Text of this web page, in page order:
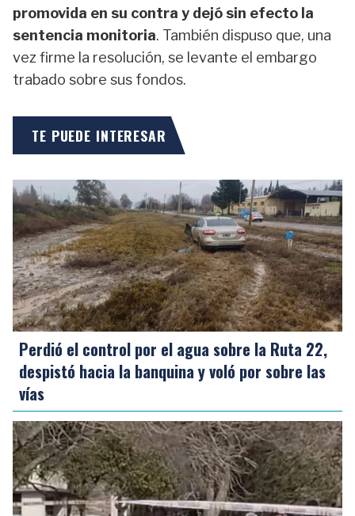
promovida en su contra y dejó sin efecto la
sentencia monitoria. También dispuso que, una
vez firme la resolución, se levante el embargo
trabado sobre sus fondos.
TE PUEDE INTERESAR
Perdió el control por el agua sobre la Ruta 22,
despistó hacia la banquina y voló por sobre las
vías